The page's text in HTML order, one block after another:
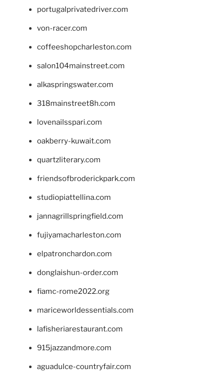
portugalprivatedriver.com
von-racer.com
coffeeshopcharleston.com
salon104mainstreet.com
alkaspringswater.com
318mainstreet8h.com
lovenailsspari.com
oakberry-kuwait.com
quartzliterary.com
friendsofbroderickpark.com
studiopiattellina.com
jannagrillspringfield.com
fujiyamacharleston.com
elpatronchardon.com
donglaishun-order.com
fiamc-rome2022.org
mariceworldessentials.com
lafisheriarestaurant.com
915jazzandmore.com
aguadulce-countryfair.com